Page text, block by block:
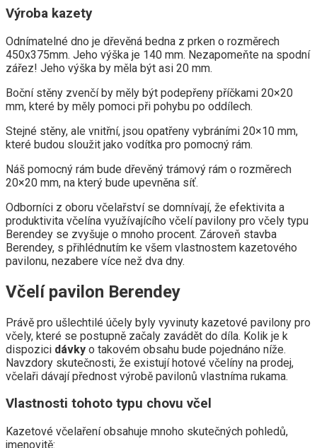
Výroba kazety
Odnímatelné dno je dřevěná bedna z prken o rozměrech
450x375mm. Jeho výška je 140 mm. Nezapomeňte na spodní
zářez! Jeho výška by měla být asi 20 mm.
Boční stěny zvenčí by měly být podepřeny příčkami 20×20
mm, které by měly pomoci při pohybu po oddílech.
Stejné stěny, ale vnitřní, jsou opatřeny vybráními 20×10 mm,
které budou sloužit jako vodítka pro pomocný rám.
Náš pomocný rám bude dřevěný trámový rám o rozměrech
20×20 mm, na který bude upevněna síť.
Odborníci z oboru včelařství se domnívají, že efektivita a
produktivita včelína využívajícího včelí pavilony pro včely typu
Berendey se zvyšuje o mnoho procent. Zároveň stavba
Berendey, s přihlédnutím ke všem vlastnostem kazetového
pavilonu, nezabere více než dva dny.
Včelí pavilon Berendey
Právě pro ušlechtilé účely byly vyvinuty kazetové pavilony pro
včely, které se postupně začaly zavádět do díla. Kolik je k
dispozici dávky o takovém obsahu bude pojednáno níže.
Navzdory skutečnosti, že existují hotové včelíny na prodej,
včelaři dávají přednost výrobě pavilonů vlastníma rukama.
Vlastnosti tohoto typu chovu včel
Kazetové včelaření obsahuje mnoho skutečných pohledů,
jmenovitě: